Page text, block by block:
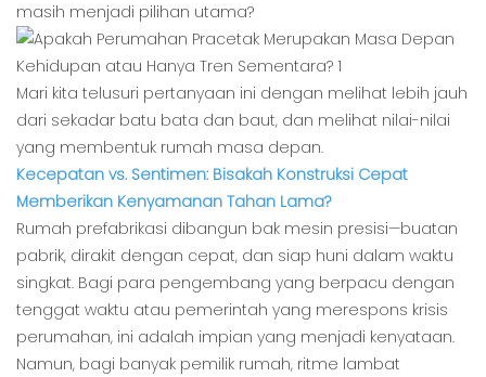
masih menjadi pilihan utama?
Mari kita telusuri pertanyaan ini dengan melihat lebih jauh
dari sekadar batu bata dan baut, dan melihat nilai-nilai
yang membentuk rumah masa depan.
Kecepatan vs. Sentimen: Bisakah Konstruksi Cepat
Memberikan Kenyamanan Tahan Lama?
Rumah prefabrikasi dibangun bak mesin presisi—buatan
pabrik, dirakit dengan cepat, dan siap huni dalam waktu
singkat. Bagi para pengembang yang berpacu dengan
tenggat waktu atau pemerintah yang merespons krisis
perumahan, ini adalah impian yang menjadi kenyataan.
Namun, bagi banyak pemilik rumah, ritme lambat